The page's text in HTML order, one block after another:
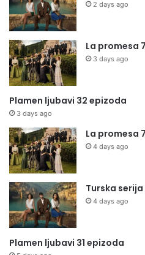
2 days ago
La promesa
3 days ago
Plamen ljubavi 32 epizoda
3 days ago
La promesa
4 days ago
Turska
4 days ago
Plamen ljubavi 31 epizoda